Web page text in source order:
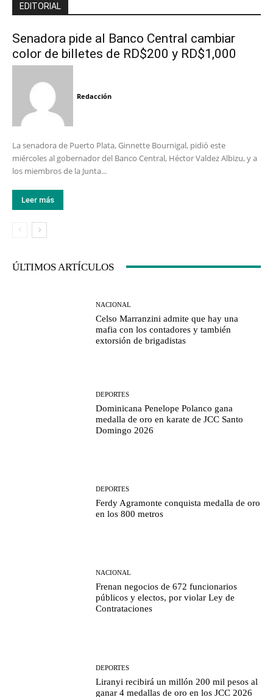
EDITORIAL
Senadora pide al Banco Central cambiar
color de billetes de RD$200 y RD$1,000
Redacción
La senadora de Puerto Plata, Ginnette Bournigal, pidió este
miércoles al gobernador del Banco Central, Héctor Valdez Albizu, y a
los miembros de la Junta...
Leer más
ÚLTIMOS ARTÍCULOS
NACIONAL
Celso Marranzini admite que hay una
mafia con los contadores y también
extorsión de brigadistas
DEPORTES
Dominicana Penelope Polanco gana
medalla de oro en karate de JCC Santo
Domingo 2026
DEPORTES
Ferdy Agramonte conquista medalla de oro
en los 800 metros
NACIONAL
Frenan negocios de 672 funcionarios
públicos y electos, por violar Ley de
Contrataciones
DEPORTES
Liranyi recibirá un millón 200 mil pesos al
ganar 4 medallas de oro en los JCC 2026